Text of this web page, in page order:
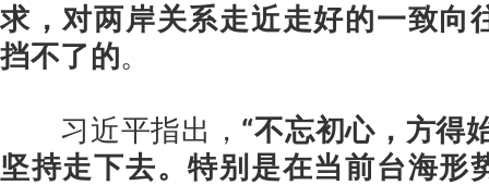
求，对两岸关系走近走好的一致向
挡不了的。
习近平指出， “不忘初心，方得
坚持走下去。特别是在当前台海形